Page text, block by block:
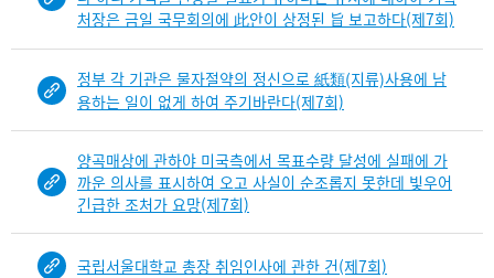
처장은 금일 국무회의에 此안이 상정된 旨 보고하다(제7회)
정부 각 기관은 물자절약의 정신으로 紙類(지류)사용에 남
용하는 일이 없게 하여 주기바란다(제7회)
양곡매상에 관하야 미국측에서 목표수량 달성에 실패에 가
까운 의사를 표시하여 오고 사실이 순조롭지 못한데 빛우어
긴급한 조처가 요망(제7회)
국립서울대학교 총장 취임인사에 관한 건(제7회)